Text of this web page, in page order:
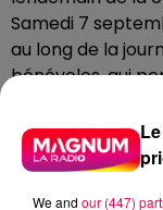
Samedi 7
au long de la
bénévoles, qui
et honorer
les-Vosges.
Rendez-vous au
We and our (447)